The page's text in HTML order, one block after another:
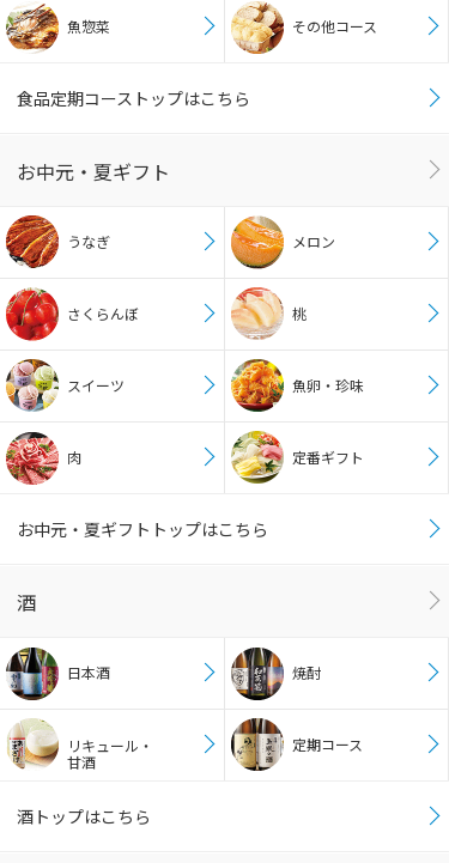
魚惣菜 その他コース
食品定期コーストップはこちら
お中元・夏ギフト
うなぎ メロン
さくらんぼ 桃
スイーツ 魚卵・珍味
肉 定番ギフト
お中元・夏ギフトトップはこちら
酒
日本酒 焼酎
リキュール・
甘酒
定期コース
酒トップはこちら